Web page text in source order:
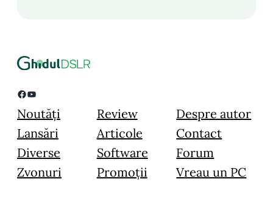
Facebook YouTube
Noutăți
Lansări
Diverse
Zvonuri
Review
Articole
Software
Promoții
Despre autor
Contact
Forum
Vreau un PC